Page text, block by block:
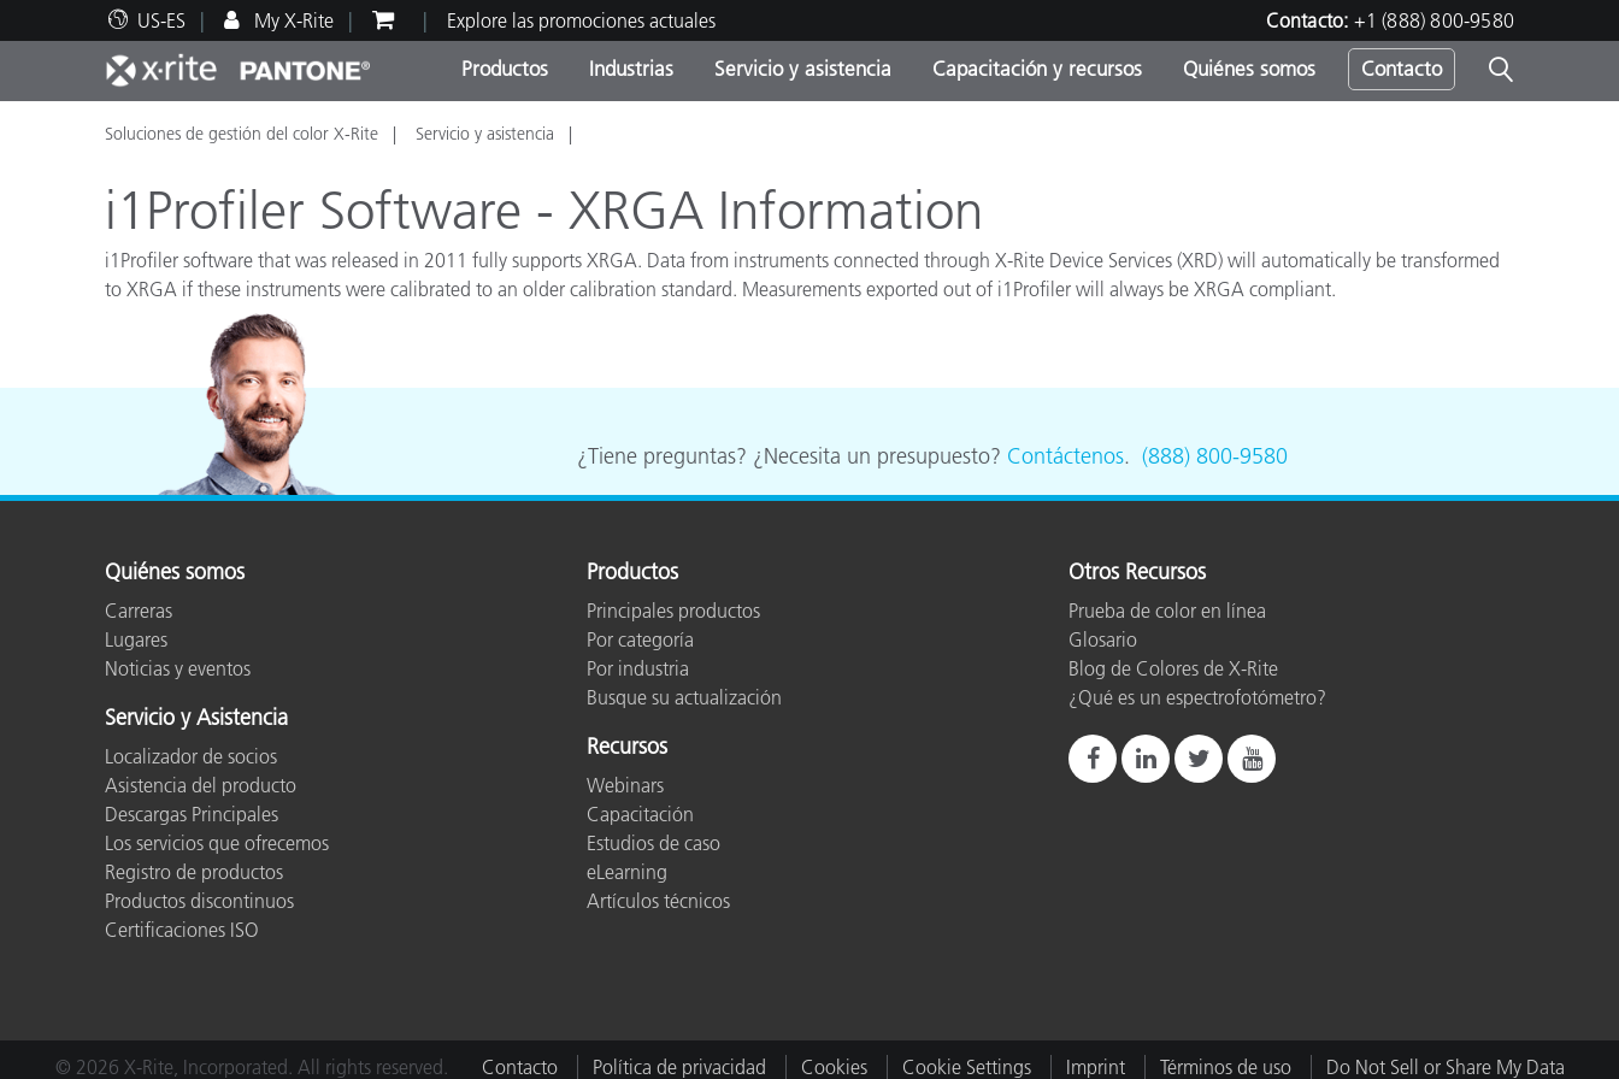
US-ES My X-Rite Explore las promociones actuales Contacto: +1 (888) 800-9580
Productos
Principales productos Categorías de Producto
actualización
Promociones actuales
Online Store
Industrias
Impresión y Empaques
Automotriz
Pinturas y Recubrimientos
Fabricantes de Cosméticos
Productos Envasados
Ciencias de vida
Productos Electrónicos
Materiales de Construcción
Servicio y asistencia
Soporte técnico Servicio y mantenimiento
Capacitación y recursos
Recursos educativos Adiestramiento
Top Descargas
Quiénes somos Contacto
Soluciones de gestión del color X-Rite Servicio y asistencia
i1Profiler Software - XRGA Information
i1Profiler software that was released in 2011 fully supports XRGA. Data from instruments connected through X-Rite Device Services (XRD) will automatically be transformed
to XRGA if these instruments were calibrated to an older calibration standard. Measurements exported out of i1Profiler will always be XRGA compliant.
¿Tiene preguntas? ¿Necesita un presupuesto? Contáctenos. (888) 800-9580
Quiénes somos
Carreras
Lugares
Noticias y eventos
Servicio y Asistencia
Localizador de socios
Asistencia del producto
Descargas Principales
Los servicios que ofrecemos
Registro de productos
Productos discontinuos
Certificaciones ISO
Productos
Principales productos
Por categoría
Por industria
Busque su actualización
Recursos
Webinars
Capacitación
Estudios de caso
eLearning
Artículos técnicos
Otros Recursos
Prueba de color en línea
Glosario
Blog de Colores de X-Rite
¿Qué es un espectrofotómetro?
© 2026 X-Rite, Incorporated. All rights reserved. Contacto Política de privacidad Cookies Cookie Settings Imprint Términos de uso Do Not Sell or Share My Data